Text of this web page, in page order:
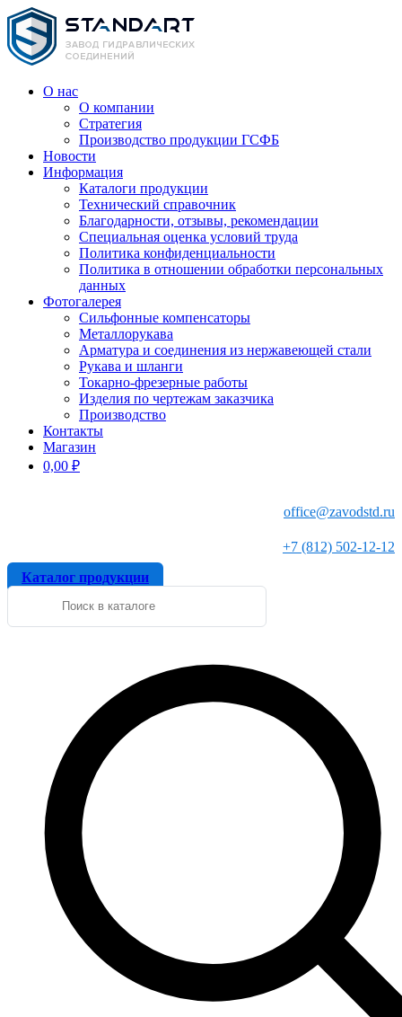
О нас
О компании
Стратегия
Производство продукции ГСФБ
Новости
Информация
Каталоги продукции
Технический справочник
Благодарности, отзывы, рекомендации
Специальная оценка условий труда
Политика конфиденциальности
Политика в отношении обработки персональных
данных
Фотогалерея
Сильфонные компенсаторы
Металлорукава
Арматура и соединения из нержавеющей стали
Рукава и шланги
Токарно-фрезерные работы
Изделия по чертежам заказчика
Производство
Контакты
Магазин
0,00 ₽
office@zavodstd.ru
+7 (812) 502-12-12
Каталог продукции